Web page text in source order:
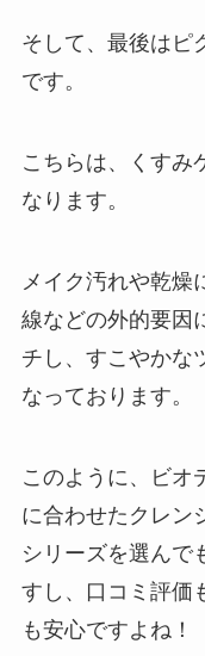
そして、最後はピ
です。
こちらは、くすみ
なります。
メイク汚れや乾燥
線などの外的要因
チし、すこやかな
なっております。
このように、ビオ
に合わせたクレン
シリーズを選んで
すし、口コミ評価
も安心ですよね！